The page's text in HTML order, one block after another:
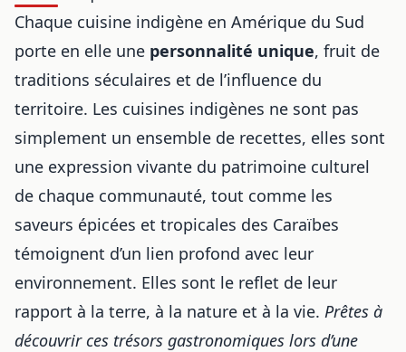
Chaque cuisine indigène en Amérique du Sud
porte en elle une personnalité unique, fruit de
traditions séculaires et de l’influence du
territoire. Les cuisines indigènes ne sont pas
simplement un ensemble de recettes, elles sont
une expression vivante du patrimoine culturel
de chaque communauté, tout comme les
saveurs épicées et tropicales des Caraïbes
témoignent d’un lien profond avec leur
environnement. Elles sont le reflet de leur
rapport à la terre, à la nature et à la vie. Prêtes à
découvrir ces trésors gastronomiques lors d’une